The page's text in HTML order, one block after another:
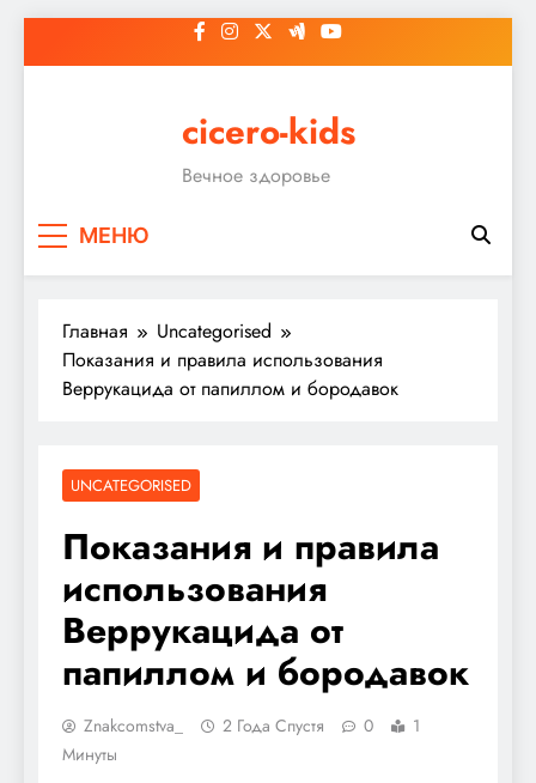
к
cicero-kids
Вечное здоровье
МЕНЮ
Главная
Uncategorised
Показания и правила использования
Веррукацида от папиллом и бородавок
UNCATEGORISED
Показания и правила
использования
Веррукацида от
папиллом и бородавок
Znakcomstva_ 2 Года Спустя 0
1
Минуты